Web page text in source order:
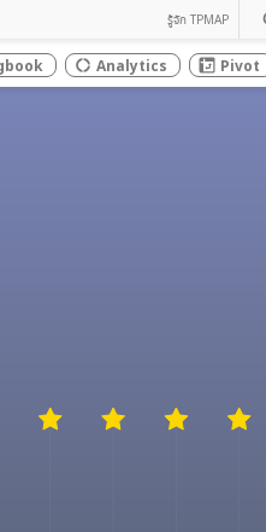
รู้จัก TPMAP
donut_large Analytics Pivot